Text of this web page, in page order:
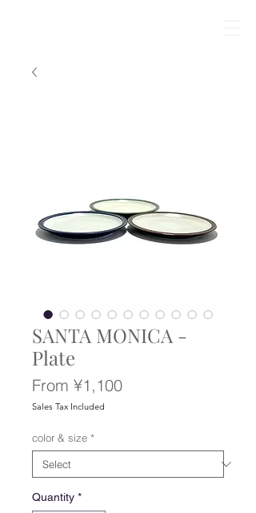
SANTA MONICA -
Plate
From ¥1,100Sale
Sales Tax Included
color & size *
Quantity *